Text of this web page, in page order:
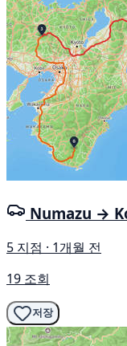
Numazu →
5 지점 · 1개월 전
19 조회
저장